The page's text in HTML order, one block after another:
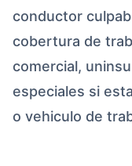
conductor
cobertura de
comercial,
especiales si
o vehiculo de